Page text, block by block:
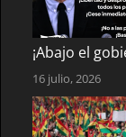
¡Abajo el
16 julio, 2026